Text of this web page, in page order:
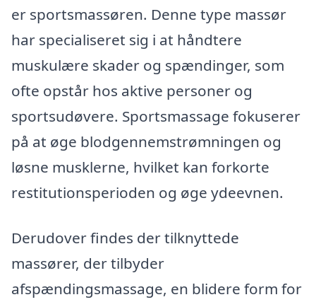
er sportsmassøren. Denne type massør
har specialiseret sig i at håndtere
muskulære skader og spændinger, som
ofte opstår hos aktive personer og
sportsudøvere. Sportsmassage fokuserer
på at øge blodgennemstrømningen og
løsne musklerne, hvilket kan forkorte
restitutionsperioden og øge ydeevnen.
Derudover findes der tilknyttede
massører, der tilbyder
afspændingsmassage, en blidere form for